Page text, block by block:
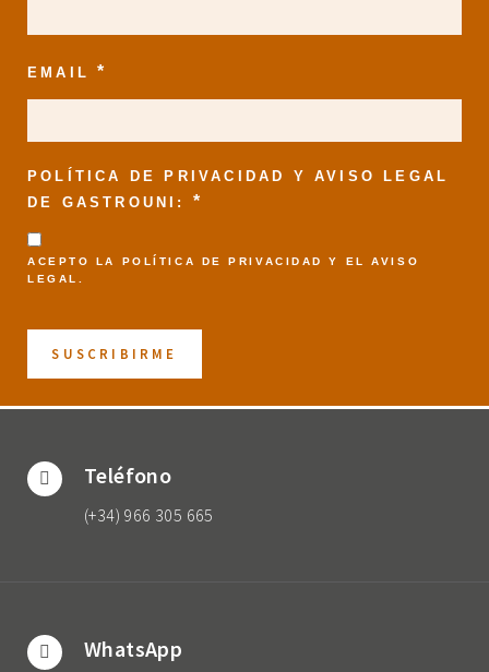
EMAIL*
POLÍTICA DE PRIVACIDAD Y AVISO LEGAL
DE GASTROUNI: *
ACEPTO LA POLÍTICA DE PRIVACIDAD Y ELAVISO
LEGAL
Teléfono
(+34) 966 305 665
WhatsApp